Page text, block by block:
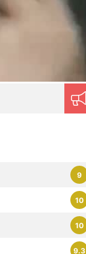
на любых
9.3
10
10
9